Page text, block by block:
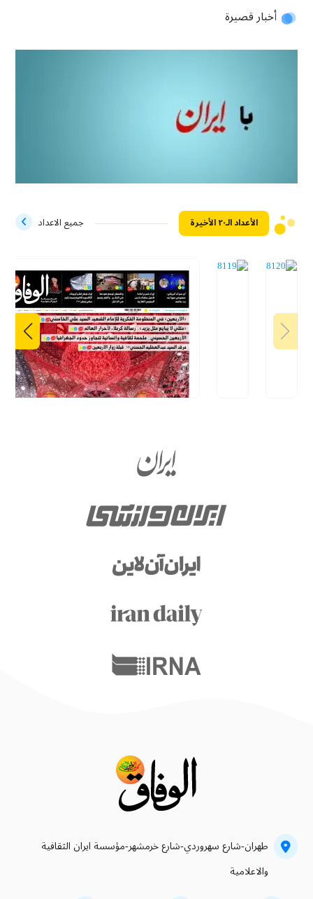
أخبار قصيرة
الأعداد الـ۲۰ الأخيرة جميع الاعداد
طهران-شارع سهروردي-شارع خرمشهر-مؤسسة ايران الثقافية
والاعلامية